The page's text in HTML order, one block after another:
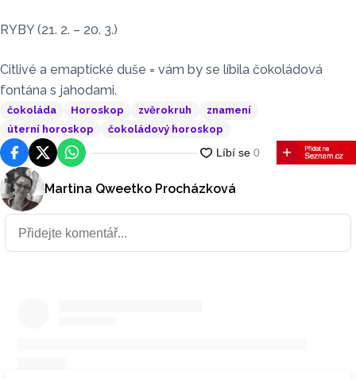
RYBY (21. 2. – 20. 3.)
Citlivé a emaptické duše = vám by se líbila čokoládová
fontána s jahodami.
čokoláda Horoskop zvěrokruh
znamení
úterní horoskop
čokoládový horoskop
FacebookPlatforma X
WhatsApp
Martina Qweetko Procházková